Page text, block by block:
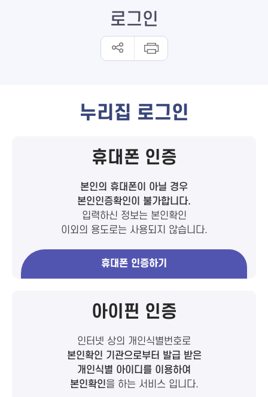
로그인
누리집 로그인
휴대폰 인증
본인의 휴대폰이 아닐 경우
본인인증확인이 불가합니다.
입력하신 정보는 본인확인
이외의 용도로는 사용되지 않습니다.
휴대폰 인증하기
아이핀 인증
인터넷 상의 개인식별번호로
본인확인 기관으로부터 발급 받은
개인식별 아이디를 이용하여
본인확인을 하는 서비스 입니다.